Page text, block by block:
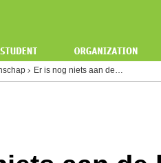
Er is nog niets aan de…